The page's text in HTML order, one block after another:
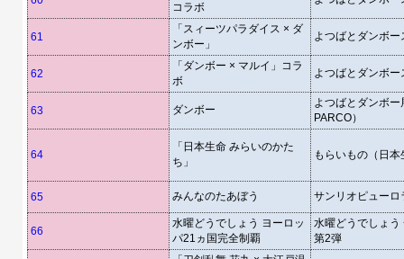
コラボ
61
「スィーツパラダイス × ダ
ンボー」
よつばとダンボー
62
「ダンボー × マルイ」コラ
ボ
よつばとダンボー
63 ダンボー
よつばとダンボー
PARCO）
64
「日本生命 みらいのかた
ち」
もらいもの（日本
65 みんなのたあぼう サンリオピューロ
66
水曜どうでしょう ヨーロッ
パ21ヵ国完全制覇
水曜どうでしょう
第2弾